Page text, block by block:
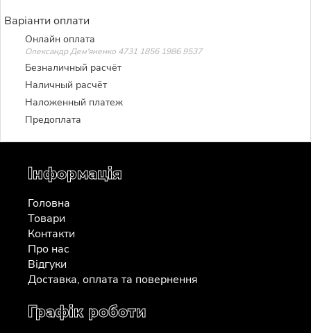
Варіанти оплати
Онлайн оплата
Олександр Дем'яненко 4731 1856 1986 9537
Безналичный расчёт
Наличный расчёт
Наложенный платеж
Предоплата
Інформація
Головна
Товари
Контакти
Про нас
Відгуки
Доставка, оплата та повернення
Графік роботи